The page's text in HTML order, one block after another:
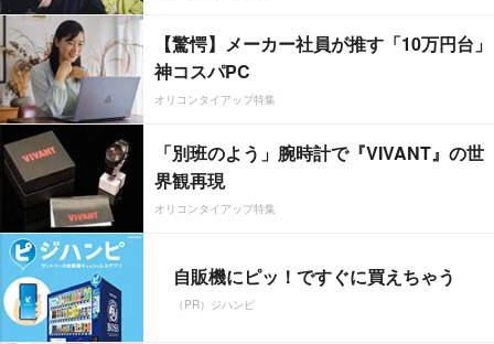
【驚愕】メーカー社員が推す「10万円台」
神コスパPC
オリコンタイアップ特集
「別班のよう」腕時計で『VIVANT』の世
界観再現
オリコンタイアップ特集
自販機にピッ！ですぐに買えちゃう
（PR）ジハンピ